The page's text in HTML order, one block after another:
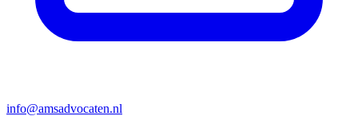
info@amsadvocaten.nl